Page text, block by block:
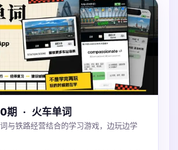
期 · 火车单词
与铁路经营结合的学习游戏，边玩边学